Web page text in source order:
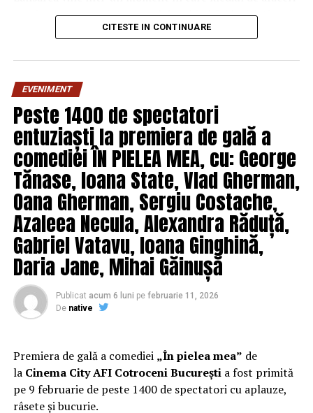
românesc trece printr-un val de schimbări legislative și
economice: peste 3.100 de firme și PFA au intrat în
minim a fost majorat de la 1 iulie, iar noile reguli fiscale
au modificat impozitarea dividendelor, regimul
microîntreprinderilor și obligațiile de raportare
electronică. În paralel, piața de fuziuni și achiziții a atins
un nivel record, cu tranzacții de aproximativ 6 miliarde
de dolari în prima jumătate a anului.
„Antreprenorii și managerii au nevoie de informație
verificată, explicată pe înțelesul lor și livrată rapid. Am
construit aceste publicații pornind de la o observație
simplă: multe schimbări care afectează direct o firmă
mică sau mijlocie ajung la ea prea târziu sau într-un
limbaj greu de aplicat în practică. Ne propunem să
acoperim exact acest gol”, declară Eduard, fondator SEO
Digital.
Capital Business – capitalbusiness.ro
Business Mag –businessmag.ro
Bilanț Business – bilantbusiness.ro
Gazeta Economică –
CITESTE IN CONTINUARE
EVENIMENT
Peste 1400 de spectatori
entuziaști la premiera de gală a
comediei ÎN PIELEA MEA, cu: George
Tănase, Ioana State, Vlad Gherman,
Oana Gherman, Sergiu Costache,
Azaleea Necula, Alexandra Răduță,
Gabriel Vatavu, Ioana Ginghină,
Daria Jane, Mihai Găinușă
Publicat acum 6 luni pe februarie 11, 2026
De native
Premiera de gală a comediei „În pielea mea” de
la Cinema City AFI Cotroceni Bucureștia fost primită
pe 9 februarie de peste 1400 de spectatori cu aplauze,
râsete și bucurie.